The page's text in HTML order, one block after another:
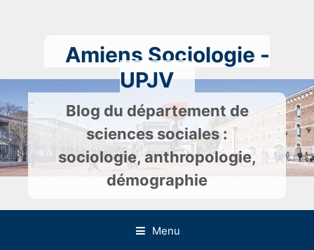
Amiens Sociologie -
UPJV
Blog du département de
sciences sociales :
sociologie, anthropologie,
démographie
Menu